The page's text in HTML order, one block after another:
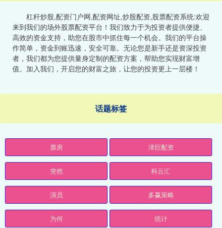
杠杆炒股,配资门户网,配资网址,炒股配资,股票配资系统:欢迎
来到我们的场外股票配资平台！我们致力于为投资者提供便捷、
高效的资金支持，助您在股市中抓住每一个机会。我们的平台操
作简单，资金到账迅速，安全可靠。无论您是新手还是资深投资
者，我们都为您提供量身定制的配资方案，帮助您实现财富增
值。加入我们，开启您的财富之旅，让您的投资更上一层楼！
话题标签
票房 泽巨配资
突然 科云汇
演员 多赢策略
为何 统计